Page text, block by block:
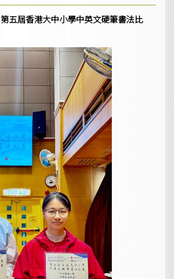
第五屆香港大中小學中英文硬筆書法比